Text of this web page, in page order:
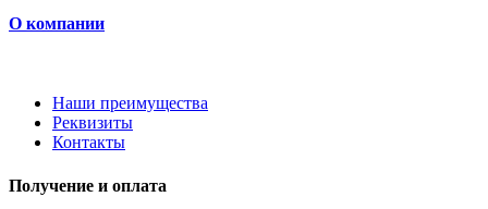
О компании
Наши преимущества
Реквизиты
Контакты
Получение и оплата